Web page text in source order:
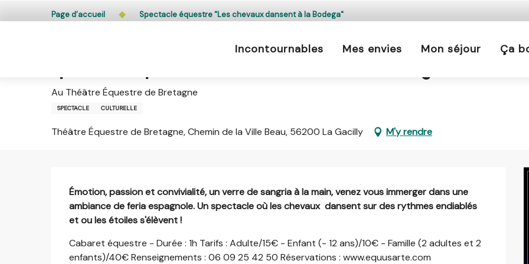
au
L’accès du public aux bois, massifs forestiers et landes est interdit chaque jour de 21h à 5h en Ille-et-Vilaine
Incontournables Mes envies Mon séjour Ça
Page d’accueil Spectacle équestre "Les chevaux dansent à la Bodega"
Samedi 15 août de 19:00 à 20:00 / Samedi 29 août de 19:00 à 20:00 / ...
Au Théâtre Équestre de Bretagne
SPECTACLE CULTURELLE
Théâtre Équestre de Bretagne, Chemin de la Ville Beau, 56200 La Gacilly M'y rendre
Description
Émotion, passion et convivialité, un verre de sangria à la main, venez vous immerger dans une
ambiance de feria espagnole. Un spectacle où les chevaux  dansent sur des rythmes endiablés
et ou les étoiles s'élèvent !
Cabaret équestre - Durée : 1h Tarifs : Adulte/15€ - Enfant (- 12 ans)/10€ - Famille (2 adultes et 2
enfants)/40€ Renseignements : 06 09 25 42 50 Réservations : www.equusarte.com